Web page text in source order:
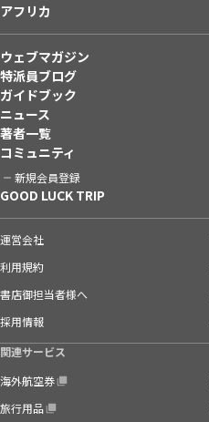
アフリカ
ウェブマガジン
特派員ブログ
ガイドブック
ニュース
著者一覧
コミュニティ
新規会員登録
GOOD LUCK TRIP
運営会社
利用規約
書店御担当者様へ
採用情報
関連サービス
海外航空券
旅行用品